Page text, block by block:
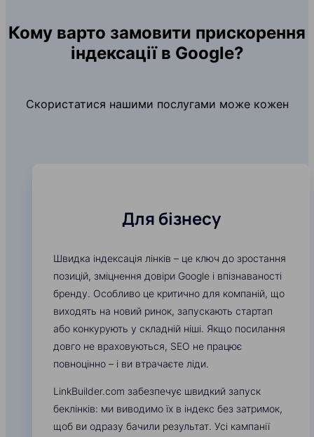
Кому варто замовити прискорення
індексації в Google?
Скористатися нашими послугами може кожен
Для бізнесу
Швидка індексація лінків – це ключ до зростання
позицій, зміцнення довіри Google і впізнаваності
бренду. Особливо це критично для компаній, що
виходять на новий ринок, запускають стартап
або конкурують у складній ніші. Якщо посилання
довго не враховуються, SEO не працює
повноцінно – і ви втрачаєте ліди.
LinkBuilder.com забезпечує швидкий запуск
беклінків: ми виводимо їх в індекс без затримок,
щоб ви одразу бачили результат. Усі кампанії